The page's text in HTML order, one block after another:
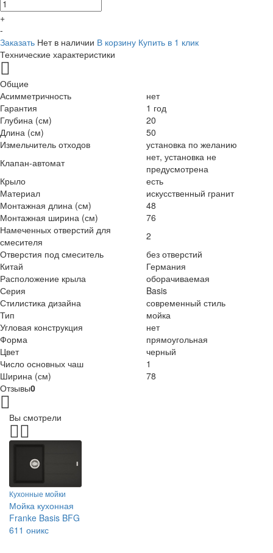
+
-
Заказать Нет в наличии В корзину Купить в 1 клик
Технические характеристики
Общие
Асимметричность
нет
Гарантия
1 год
Глубина (см)
20
Длина (см)
50
Измельчитель отходов
установка по желанию
Клапан-автомат
нет, установка не
предусмотрена
Крыло
есть
Материал
искусственный гранит
Монтажная длина (см)
48
Монтажная ширина (см)
76
Намеченных отверстий для
смесителя
2
Отверстия под смеситель
без отверстий
Китай
Германия
Расположение крыла
оборачиваемая
Серия
Basis
Стилистика дизайна
современный стиль
Тип
мойка
Угловая конструкция
нет
Форма
прямоугольная
Цвет
черный
Число основных чаш
1
Ширина (см)
78
Отзывы0
Вы смотрели
Кухонные мойки
Мойка кухонная
Franke Basis BFG
611 оникс